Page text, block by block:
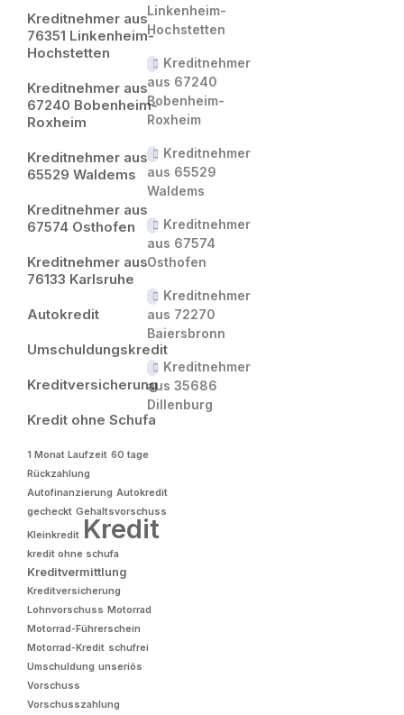
Kreditnehmer aus
76351 Linkenheim-
Hochstetten
Kreditnehmer aus
67240 Bobenheim-
Roxheim
Kreditnehmer aus
65529 Waldems
Kreditnehmer aus
67574 Osthofen
Kreditnehmer aus
76133 Karlsruhe
Autokredit
Umschuldungskredit
Kreditversicherung
Kredit ohne Schufa
1 Monat Laufzeit 60 tage
Rückzahlung
Autofinanzierung Autokredit
gecheckt Gehaltsvorschuss
Kleinkredit Kredit
kredit ohne schufa
Kreditvermittlung
Kreditversicherung
Lohnvorschuss Motorrad
Motorrad-Führerschein
Motorrad-Kredit schufrei
Umschuldung unseriös
Vorschuss
Vorschusszahlung
Linkenheim-
Hochstetten
Kreditnehmer
aus 67240
Bobenheim-
Roxheim
Kreditnehmer
aus 65529
Waldems
Kreditnehmer
aus 67574
Osthofen
Kreditnehmer
aus 72270
Baiersbronn
Kreditnehmer
aus 35686
Dillenburg